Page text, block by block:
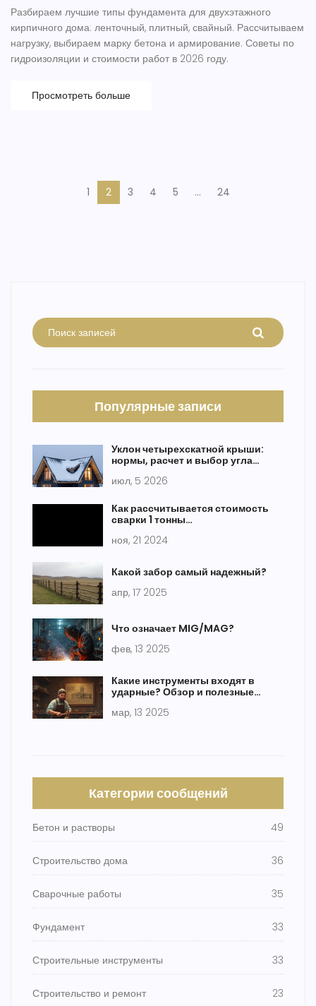
Разбираем лучшие типы фундамента для двухэтажного
кирпичного дома: ленточный, плитный, свайный. Рассчитываем
нагрузку, выбираем марку бетона и армирование. Советы по
гидроизоляции и стоимости работ в 2026 году.
Просмотреть больше
1 2 3 4 5 … 24
Популярные записи
Уклон четырехскатной крыши:
нормы, расчет и выбор угла
июл, 5 2026
Как рассчитывается стоимость
сварки 1 тонны
ноя, 21 2024
Какой забор самый надежный?
апр, 17 2025
Что означает MIG/MAG?
фев, 13 2025
Какие инструменты входят в
ударные? Обзор и полезные
мар, 13 2025
Категории сообщений
Бетон и растворы 49
Строительство дома 36
Сварочные работы 35
Фундамент 33
Строительные инструменты 33
Строительство и ремонт 23